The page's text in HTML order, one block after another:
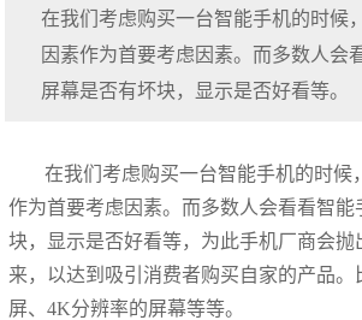
在我们考虑购买一台智能手机的时候
因素作为首要考虑因素。而多数人会
屏幕是否有坏块，显示是否好看等。
在我们考虑购买一台智能手机的时候
作为首要考虑因素。而多数人会看看智
块，显示是否好看等，为此手机厂商会抛
来，以达到吸引消费者购买自家的产品。
屏、4K分辨率的屏幕等等。